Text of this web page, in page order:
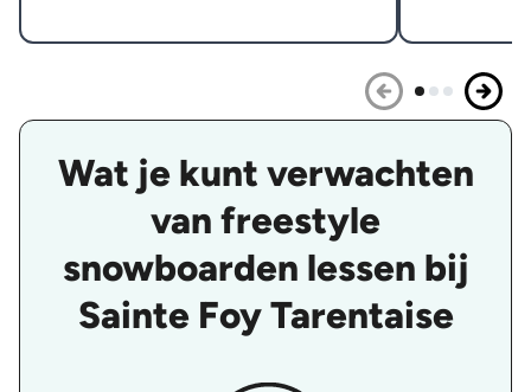
Wat je kunt verwachten
van freestyle
snowboarden lessen bij
Sainte Foy Tarentaise